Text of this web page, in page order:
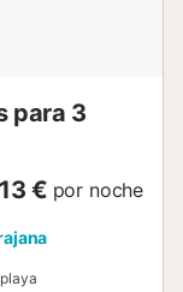
para 3
€ por noche